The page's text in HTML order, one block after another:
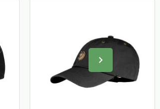
Volgende
keyboard_arrow_right